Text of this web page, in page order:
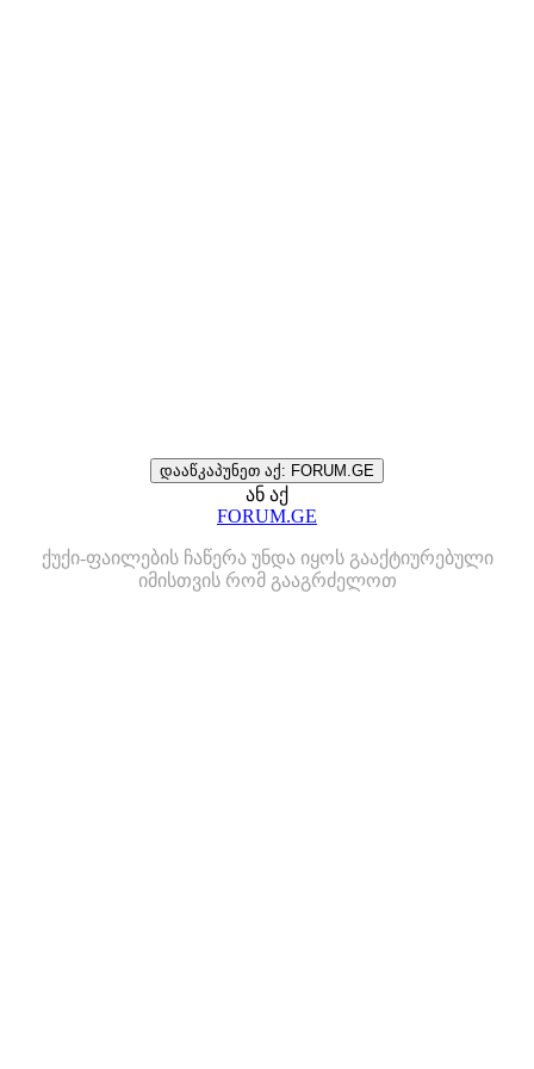
დააწკაპუნეთ აქ: FORUM.GE
ან აქ
FORUM.GE
ქუქი-ფაილების ჩაწერა უნდა იყოს გააქტიურებული
იმისთვის რომ გააგრძელოთ